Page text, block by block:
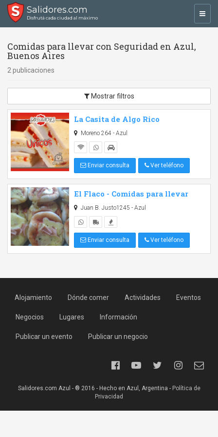
Salidores.com
Disfrutá cada ciudad al máximo
Comidas para llevar con Seguridad en Azul,
Buenos Aires
2 publicaciones
Mostrar filtros
La Casita de Algo Rico
Moreno 264 - Azul
Enviar consulta Ver teléfono
El Flaco - Comidas para llevar
Juan B. Justo1245 - Azul
Enviar consulta Ver teléfono
Alojamiento Dónde comer Actividades Eventos
Negocios Lugares Información
Publicar un evento Publicar un negocio
Salidores.com Azul - ® 2016 - Hecho en Azul, Argentina - Política de
Privacidad